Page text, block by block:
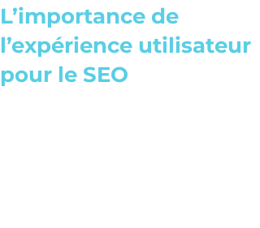
L’importance de
l’expérience utilisateur
pour le SEO